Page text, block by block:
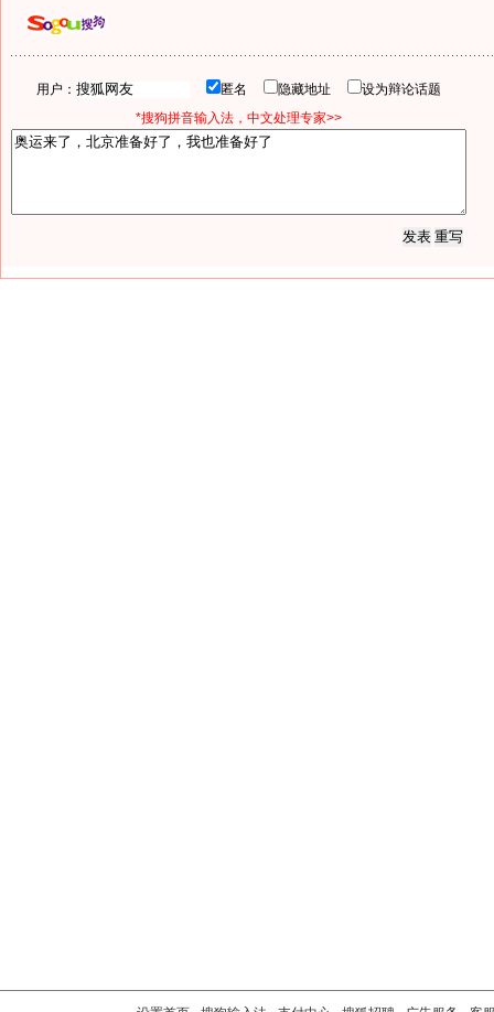
用户： 匿名 隐藏地址
设为辩论话题
*搜狗拼音输入法，中文处理专家>>